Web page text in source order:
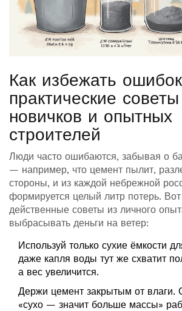
Как избежать
практические
новичков и опытных
строителей
Люди часто ошибаются, забывая о
— например, что цемент пылит,
стороны, и из каждой небрежной
формируется целый литр потерь.
действенные советы из личного
выбрасывать деньги на ветер:
Используй только сухие ёмкости
даже капля воды тут же схватит
а вес увеличится.
Держи цемент закрытым от влаги.
«сухо — значит больше массы»